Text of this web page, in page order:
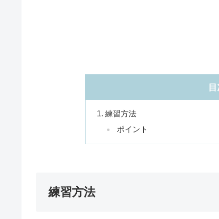
練習方法
ポイント
練習方法